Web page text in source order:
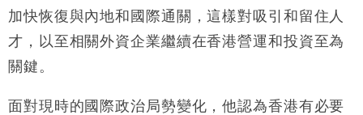
加快恢復與內地和國際通關，這樣對吸引和留住人
才，以至相關外資企業繼續在香港營運和投資至為
關鍵。
面對現時的國際政治局勢變化，他認為香港有必要